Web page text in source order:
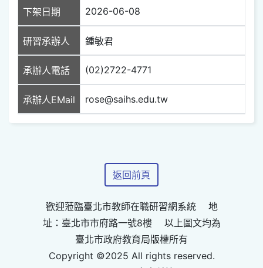
下架日期 2026-06-08
研習承辦人 鍾敏君
承辦人電話 (02)2722-4771
承辦人EMail rose@saihs.edu.tw
返回前頁
歡迎蒞臨臺北市教師在職研習網系統 地
址：臺北市市府路一號8樓 以上圖文均為
臺北市政府教育局版權所有
Copyright ©2025 All rights reserved.